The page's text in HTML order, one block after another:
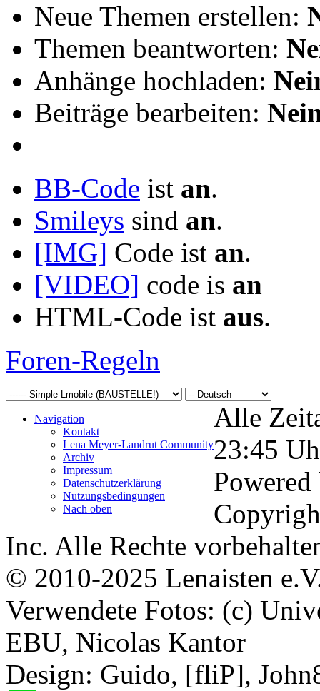
Neue Themen erstellen:
Themen beantworten:
Anhänge hochladen:
Beiträge bearbeiten:
BB-Code ist an.
Smileys sind an.
[IMG] Code ist an.
[VIDEO] code is an
HTML-Code ist aus.
Foren-Regeln
Navigation
Kontakt
Lena Meyer-Landrut Community
Archiv
Impressum
Datenschutzerklärung
Nutzungsbedingungen
Nach oben
Alle
23:45
Inc. Alle Rechte
© 2010-2025 Lenaisten
Verwendete Fotos: (c)
EBU, Nicolas Kantor
Design: Guido, [fliP],